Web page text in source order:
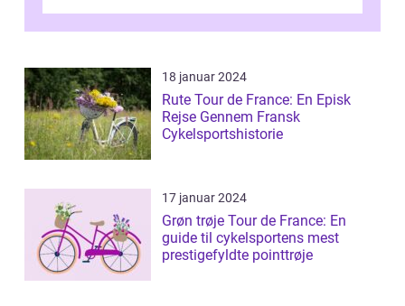
18 januar 2024
Rute Tour de France: En Episk
Rejse Gennem Fransk
Cykelsportshistorie
17 januar 2024
Grøn trøje Tour de France: En
guide til cykelsportens mest
prestigefyldte pointtrøje